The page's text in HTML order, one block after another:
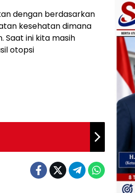
dengan berdasarkan
kesehatan dimana
Saat ini kita masih
otopsi